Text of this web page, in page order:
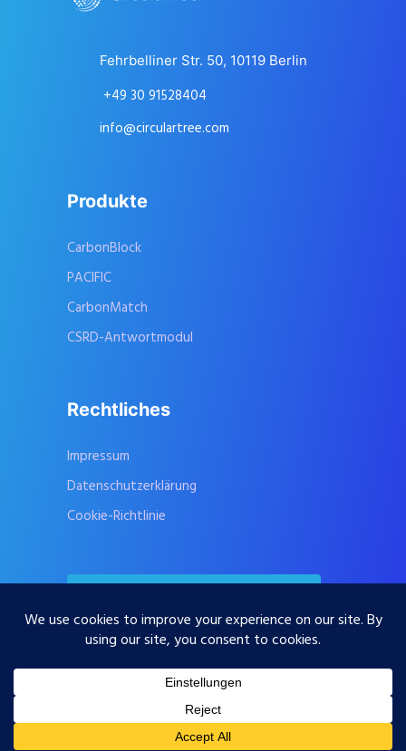
Fehrbelliner Str. 50, 10119 Berlin
+49 30 91528404
info@circulartree.com
Produkte
CarbonBlock
PACIFIC
CarbonMatch
CSRD-Antwortmodul
Rechtliches
Impressum
Datenschutzerklärung
Cookie-Richtlinie